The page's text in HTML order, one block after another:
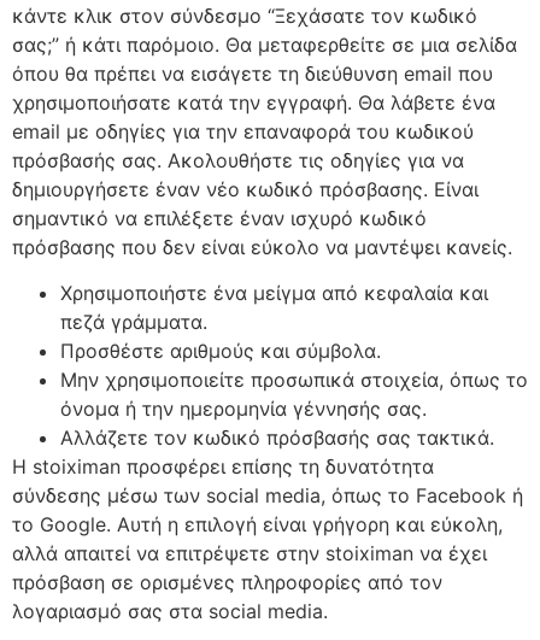
κάντε κλικ στον σύνδεσμο “Ξεχάσατε τον κωδικό
σας;” ή κάτι παρόμοιο. Θα μεταφερθείτε σε μια σελίδα
όπου θα πρέπει να εισάγετε τη διεύθυνση email που
χρησιμοποιήσατε κατά την εγγραφή. Θα λάβετε ένα
email με οδηγίες για την επαναφορά του κωδικού
πρόσβασής σας. Ακολουθήστε τις οδηγίες για να
δημιουργήσετε έναν νέο κωδικό πρόσβασης. Είναι
σημαντικό να επιλέξετε έναν ισχυρό κωδικό
πρόσβασης που δεν είναι εύκολο να μαντέψει κανείς.
Χρησιμοποιήστε ένα μείγμα από κεφαλαία και
πεζά γράμματα.
Προσθέστε αριθμούς και σύμβολα.
Μην χρησιμοποιείτε προσωπικά στοιχεία, όπως το
όνομα ή την ημερομηνία γέννησής σας.
Αλλάζετε τον κωδικό πρόσβασής σας τακτικά.
Η stoiximan προσφέρει επίσης τη δυνατότητα
σύνδεσης μέσω των social media, όπως το Facebook ή
το Google. Αυτή η επιλογή είναι γρήγορη και εύκολη,
αλλά απαιτεί να επιτρέψετε στην stoiximan να έχει
πρόσβαση σε ορισμένες πληροφορίες από τον
λογαριασμό σας στα social media.